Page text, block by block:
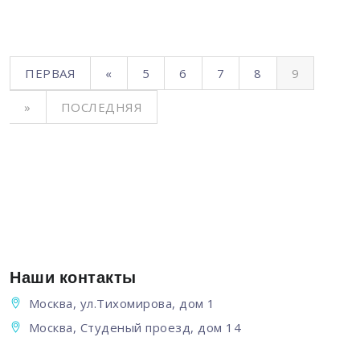
ПЕРВАЯ « 5 6 7 8 9
» ПОСЛЕДНЯЯ
Наши контакты
Москва, ул.Тихомирова, дом 1
Москва, Студеный проезд, дом 14